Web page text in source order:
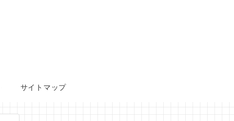
サイトマップ